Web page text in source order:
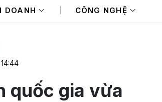
tuần tăng mạnh nhất kể từ tháng 1/2026
DOANH CÔNG NGHỆ
quốc gia vừa